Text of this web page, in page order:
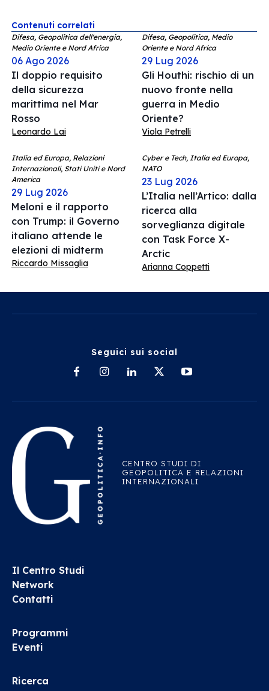
Contenuti correlati
Difesa, Geopolitica dell'energia,
Medio Oriente e Nord Africa
06 Ago 2026
Il doppio requisito
della sicurezza
marittima nel Mar
Rosso
Leonardo Lai
Difesa, Geopolitica, Medio
Oriente e Nord Africa
29 Lug 2026
Gli Houthi: rischio di un
nuovo fronte nella
guerra in Medio
Oriente?
Viola Petrelli
Italia ed Europa, Relazioni
Internazionali, Stati Uniti e Nord
America
29 Lug 2026
Meloni e il rapporto
con Trump: il Governo
italiano attende le
elezioni di midterm
Riccardo Missaglia
Cyber e Tech, Italia ed Europa,
NATO
23 Lug 2026
L’Italia nell’Artico: dalla
ricerca alla
sorveglianza digitale
con Task Force X-
Arctic
Arianna Coppetti
Seguici sui social
CENTRO STUDI DI
GEOPOLITICA E RELAZIONI
INTERNAZIONALI
Il Centro Studi
Network
Contatti
Programmi
Eventi
Ricerca